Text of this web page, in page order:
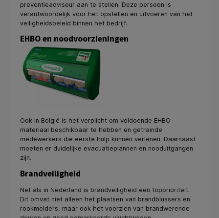
preventieadviseur aan te stellen. Deze persoon is
verantwoordelijk voor het opstellen en uitvoeren van het
veiligheidsbeleid binnen het bedrijf.
EHBO en noodvoorzieningen
Ook in België is het verplicht om voldoende EHBO-
materiaal beschikbaar te hebben en getrainde
medewerkers die eerste hulp kunnen verlenen. Daarnaast
moeten er duidelijke evacuatieplannen en nooduitgangen
zijn.
Brandveiligheid
Net als in Nederland is brandveiligheid een topprioriteit.
Dit omvat niet alleen het plaatsen van brandblussers en
rookmelders, maar ook het voorzien van brandwerende